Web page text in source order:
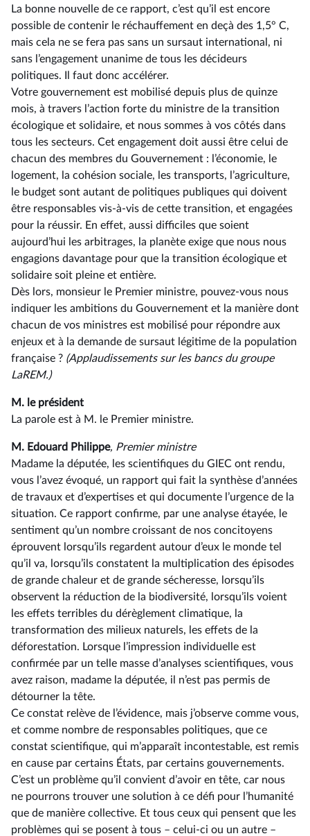
La bonne nouvelle de ce rapport, c’est qu’il est encore
possible de contenir le réchauffement en deçà des 1,5° C,
mais cela ne se fera pas sans un sursaut international, ni
sans l’engagement unanime de tous les décideurs
politiques. Il faut donc accélérer.
Votre gouvernement est mobilisé depuis plus de quinze
mois, à travers l’action forte du ministre de la transition
écologique et solidaire, et nous sommes à vos côtés dans
tous les secteurs. Cet engagement doit aussi être celui de
chacun des membres du Gouvernement : l’économie, le
logement, la cohésion sociale, les transports, l’agriculture,
le budget sont autant de politiques publiques qui doivent
être responsables vis-à-vis de cette transition, et engagées
pour la réussir. En effet, aussi difficiles que soient
aujourd’hui les arbitrages, la planète exige que nous nous
engagions davantage pour que la transition écologique et
solidaire soit pleine et entière.
Dès lors, monsieur le Premier ministre, pouvez-vous nous
indiquer les ambitions du Gouvernement et la manière dont
chacun de vos ministres est mobilisé pour répondre aux
enjeux et à la demande de sursaut légitime de la population
française ? (Applaudissements sur les bancs du groupe
LaREM.)
M. le président
La parole est à M. le Premier ministre.
M. Edouard Philippe, Premier ministre
Madame la députée, les scientifiques du GIEC ont rendu,
vous l’avez évoqué, un rapport qui fait la synthèse d’années
de travaux et d’expertises et qui documente l’urgence de la
situation. Ce rapport confirme, par une analyse étayée, le
sentiment qu’un nombre croissant de nos concitoyens
éprouvent lorsqu’ils regardent autour d’eux le monde tel
qu’il va, lorsqu’ils constatent la multiplication des épisodes
de grande chaleur et de grande sécheresse, lorsqu’ils
observent la réduction de la biodiversité, lorsqu’ils voient
les effets terribles du dérèglement climatique, la
transformation des milieux naturels, les effets de la
déforestation. Lorsque l’impression individuelle est
confirmée par un telle masse d’analyses scientifiques, vous
avez raison, madame la députée, il n’est pas permis de
détourner la tête.
Ce constat relève de l’évidence, mais j’observe comme vous,
et comme nombre de responsables politiques, que ce
constat scientifique, qui m’apparaît incontestable, est remis
en cause par certains États, par certains gouvernements.
C’est un problème qu’il convient d’avoir en tête, car nous
ne pourrons trouver une solution à ce défi pour l’humanité
que de manière collective. Et tous ceux qui pensent que les
problèmes qui se posent à tous –⁠ celui-ci ou un autre –